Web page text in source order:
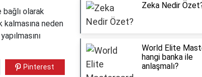
bağlı olarak
kalmasına neden
Pinterest
Zeka Nedir
World Elite
hangi banka ile
anlaşmalı?